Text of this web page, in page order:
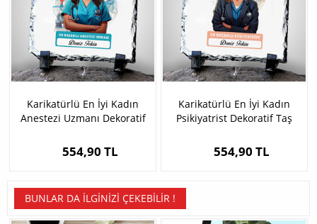
Karikatürlü En İyi Kadın
Anestezi Uzmanı Dekoratif
554,90 TL
Karikatürlü En İyi Kadın
Psikiyatrist Dekoratif Taş
554,90 TL
BUNLAR DA İLGINIZI ÇEKEBILIR !